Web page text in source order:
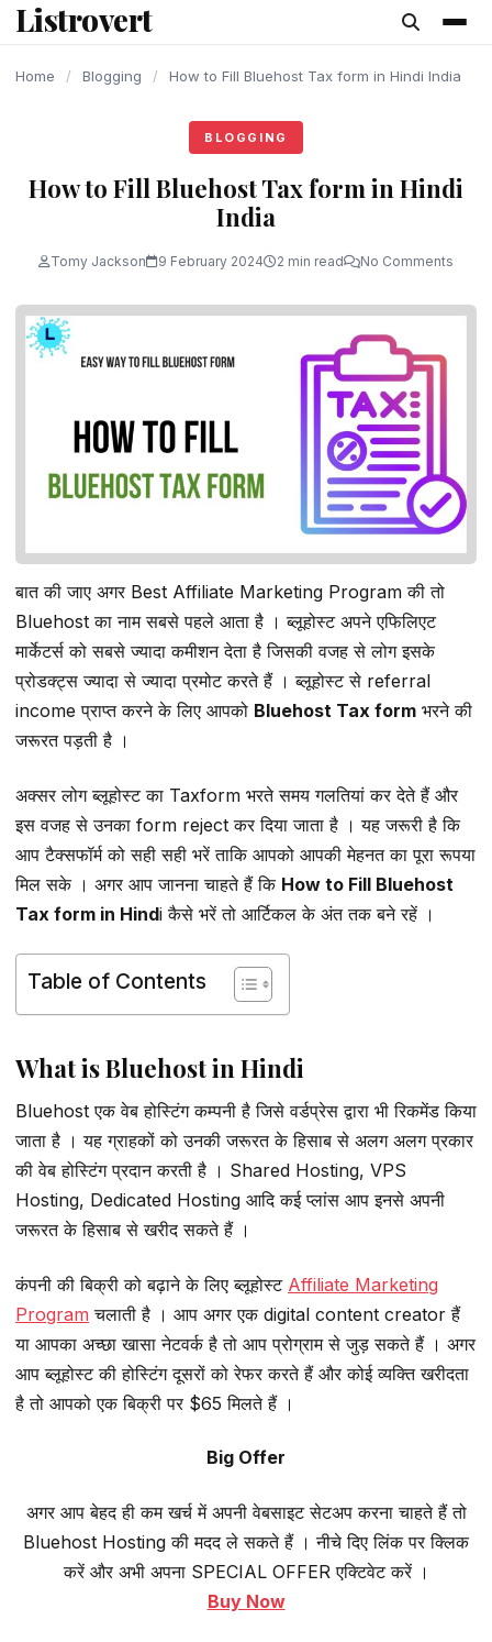
content
Listrovert
Home / Blogging / How to Fill Bluehost Tax form in Hindi India
BLOGGING
How to Fill Bluehost Tax form in Hindi
India
Tomy Jackson 9 February 2024 2 min read No Comments
बात की जाए अगर Best Affiliate Marketing Program की तो
Bluehost का नाम सबसे पहले आता है । ब्लूहोस्ट अपने एफिलिएट
मार्केटर्स को सबसे ज्यादा कमीशन देता है जिसकी वजह से लोग इसके
प्रोडक्ट्स ज्यादा से ज्यादा प्रमोट करते हैं । ब्लूहोस्ट से referral
income प्राप्त करने के लिए आपको Bluehost Tax form भरने की
जरूरत पड़ती है ।
अक्सर लोग ब्लूहोस्ट का Taxform भरते समय गलतियां कर देते हैं और
इस वजह से उनका form reject कर दिया जाता है । यह जरूरी है कि
आप टैक्सफॉर्म को सही सही भरें ताकि आपको आपकी मेहनत का पूरा रूपया
मिल सके । अगर आप जानना चाहते हैं कि How to Fill Bluehost
Tax form in Hindi कैसे भरें तो आर्टिकल के अंत तक बने रहें ।
Table of Contents
What is Bluehost in Hindi
Bluehost एक वेब होस्टिंग कम्पनी है जिसे वर्डप्रेस द्वारा भी रिकमेंड किया
जाता है । यह ग्राहकों को उनकी जरूरत के हिसाब से अलग अलग प्रकार
की वेब होस्टिंग प्रदान करती है । Shared Hosting, VPS
Hosting, Dedicated Hosting आदि कई प्लांस आप इनसे अपनी
जरूरत के हिसाब से खरीद सकते हैं ।
कंपनी की बिक्री को बढ़ाने के लिए ब्लूहोस्ट Affiliate Marketing
Program चलाती है । आप अगर एक digital content creator हैं
या आपका अच्छा खासा नेटवर्क है तो आप प्रोग्राम से जुड़ सकते हैं । अगर
आप ब्लूहोस्ट की होस्टिंग दूसरों को रेफर करते हैं और कोई व्यक्ति खरीदता
है तो आपको एक बिक्री पर $65 मिलते हैं ।
Big Offer
अगर आप बेहद ही कम खर्च में अपनी वेबसाइट सेटअप करना चाहते हैं तो
Bluehost Hosting की मदद ले सकते हैं । नीचे दिए लिंक पर क्लिक
करें और अभी अपना SPECIAL OFFER एक्टिवेट करें ।
Buy Now